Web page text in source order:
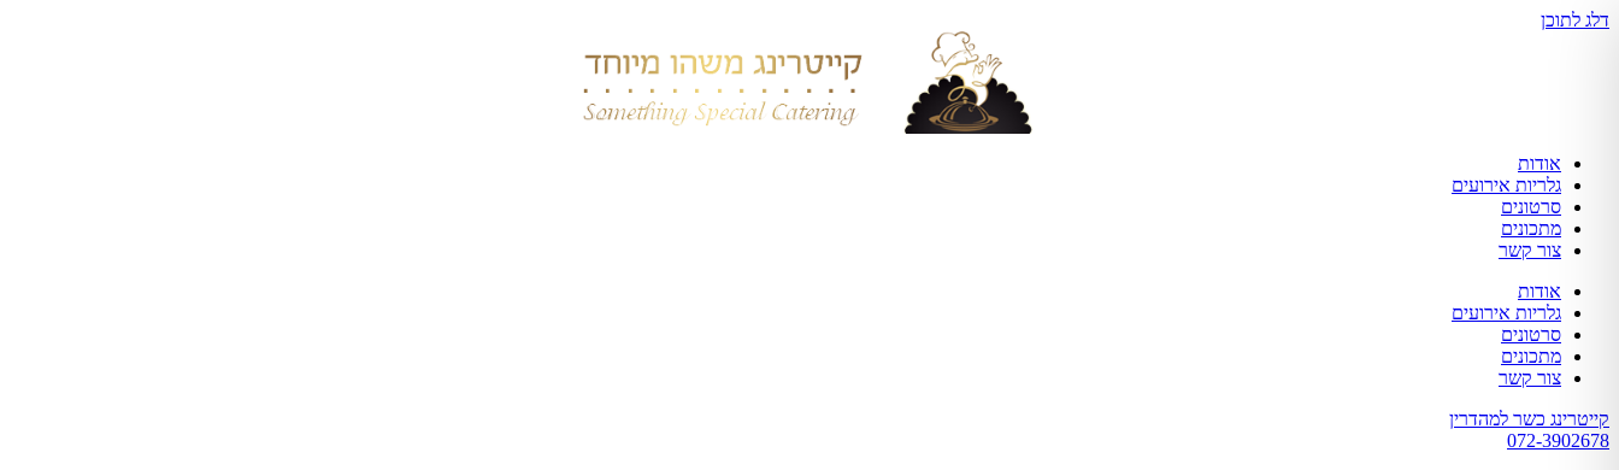
דלג לתוכן
אודות
גלריות אירועים
סרטונים
מתכונים
צור קשר
אודות
גלריות אירועים
סרטונים
מתכונים
צור קשר
קייטרינג כשר למהדרין
072-3902678